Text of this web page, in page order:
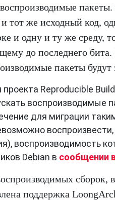
пакеты.
и тот же исходный код,
и одну и ту же среду,
до последнего
пакеты будут
проекта Reproducible
воспроизводимые
для миграции
воспроизводимость
Debian в сообщении
сборок,
поддержка